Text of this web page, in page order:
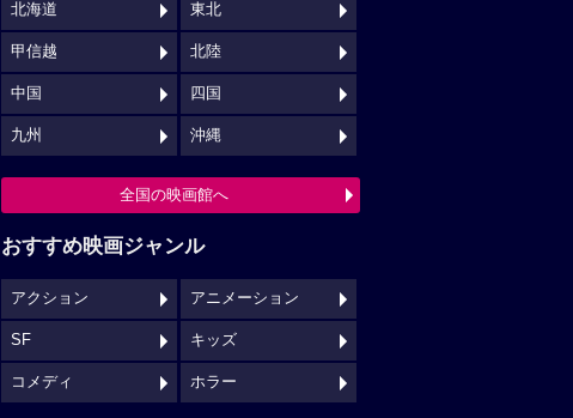
北海道 東北
甲信越 北陸
中国 四国
九州 沖縄
全国の映画館へ
おすすめ映画ジャンル
アクション アニメーション
SF キッズ
コメディ ホラー